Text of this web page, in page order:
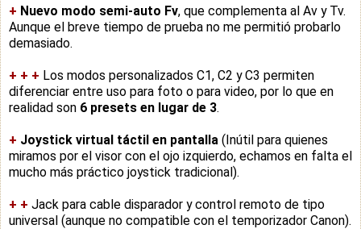
+ Nuevo modo semi-auto Fv, que complementa al Av y Tv.
Aunque el breve tiempo de prueba no me permitió probarlo
demasiado.
+ + + Los modos personalizados C1, C2 y C3 permiten
diferenciar entre uso para foto o para video, por lo que en
realidad son 6 presets en lugar de 3.
+ Joystick virtual táctil en pantalla (Inútil para quienes
miramos por el visor con el ojo izquierdo, echamos en falta el
mucho más práctico joystick tradicional).
+ + Jack para cable disparador y control remoto de tipo
universal (aunque no compatible con el temporizador Canon).